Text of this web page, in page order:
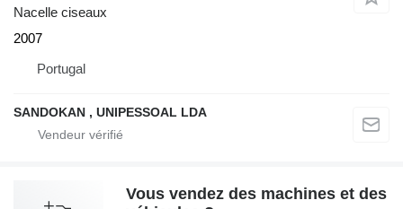
Nacelle ciseaux
2007
Portugal
SANDOKAN , UNIPESSOAL LDA
Vous vendez des machines et des